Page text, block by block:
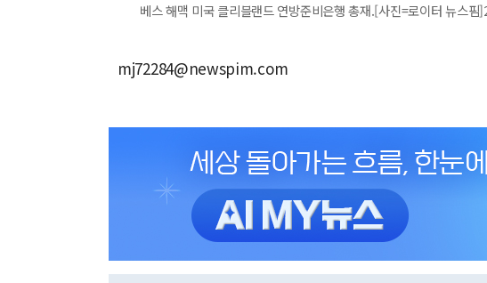
베스 해맥 미국 클리블랜드 연방준비은행 총재.[사진=로이터 뉴
mj72284@newspim.com